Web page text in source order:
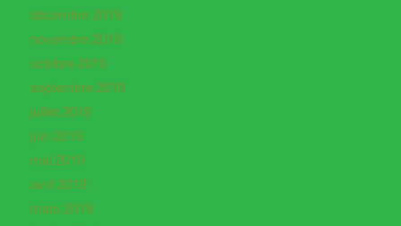
décembre 2019
novembre 2019
octobre 2019
septembre 2019
juillet 2019
juin 2019
mai 2019
avril 2019
mars 2019